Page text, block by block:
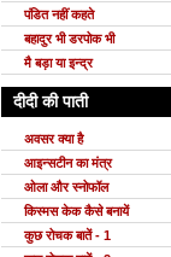
पंडित नहीं कहते
बहादुर भी डरपोक भी
मै बड़ा या इन्द्र
दीदी की पाती
अवसर क्या है
आइन्सटीन का मंत्र
ओला और स्नोफॉल
किस्मस केक कैसे बनायें
कुछ रोचक बातें - 1